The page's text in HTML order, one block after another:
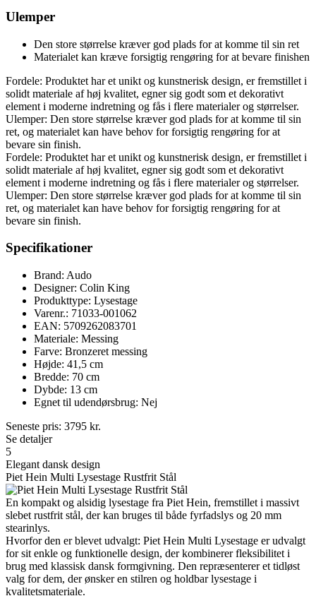
Ulemper
Den store størrelse kræver god plads for at komme til sin ret
Materialet kan kræve forsigtig rengøring for at bevare finishen
Fordele: Produktet har et unikt og kunstnerisk design, er fremstillet i
solidt materiale af høj kvalitet, egner sig godt som et dekorativt
element i moderne indretning og fås i flere materialer og størrelser.
Ulemper: Den store størrelse kræver god plads for at komme til sin
ret, og materialet kan have behov for forsigtig rengøring for at
bevare sin finish.
Fordele: Produktet har et unikt og kunstnerisk design, er fremstillet i
solidt materiale af høj kvalitet, egner sig godt som et dekorativt
element i moderne indretning og fås i flere materialer og størrelser.
Ulemper: Den store størrelse kræver god plads for at komme til sin
ret, og materialet kan have behov for forsigtig rengøring for at
bevare sin finish.
Specifikationer
Brand: Audo
Designer: Colin King
Produkttype: Lysestage
Varenr.: 71033-001062
EAN: 5709262083701
Materiale: Messing
Farve: Bronzeret messing
Højde: 41,5 cm
Bredde: 70 cm
Dybde: 13 cm
Egnet til udendørsbrug: Nej
Seneste pris: 3795 kr.
Se detaljer
5
Elegant dansk design
Piet Hein Multi Lysestage Rustfrit Stål
En kompakt og alsidig lysestage fra Piet Hein, fremstillet i massivt
slebet rustfrit stål, der kan bruges til både fyrfadslys og 20 mm
stearinlys.
Hvorfor den er blevet udvalgt: Piet Hein Multi Lysestage er udvalgt
for sit enkle og funktionelle design, der kombinerer fleksibilitet i
brug med klassisk dansk formgivning. Den repræsenterer et tidløst
valg for dem, der ønsker en stilren og holdbar lysestage i
kvalitetsmateriale.